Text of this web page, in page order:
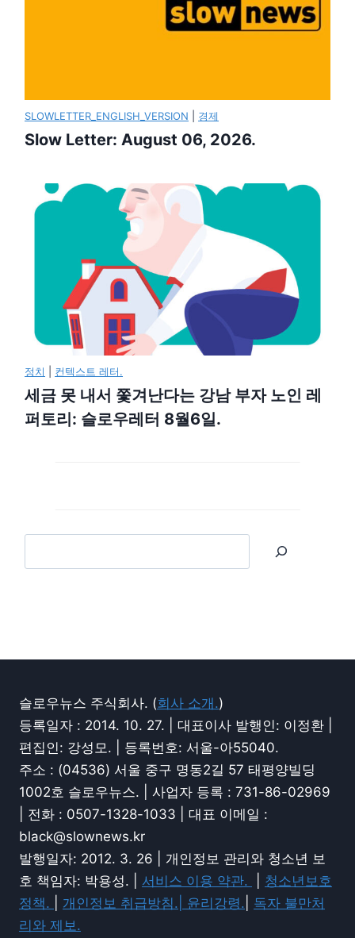
SLOWLETTER_ENGLISH_VERSION 경제
Slow Letter: August 06, 2026.
정치 컨텍스트 레터.
세금 못 내서 쫓겨난다는 강남 부자 노인 레
퍼토리: 슬로우레터 8월6일.
슬로우뉴스 주식회사. (회사 소개.)
등록일자 : 2014. 10. 27. | 대표이사 발행인: 이정환 |
편집인: 강성모. | 등록번호: 서울-아55040.
주소 : (04536) 서울 중구 명동2길 57 태평양빌딩
1002호 슬로우뉴스. | 사업자 등록 : 731-86-02969
| 전화 : 0507-1328-1033 | 대표 이메일 :
black@slownews.kr
발행일자: 2012. 3. 26 | 개인정보 관리와 청소년 보
호 책임자: 박용성. | 서비스 이용 약관.
청소년보호
정책.
개인정보 취급방침.| 윤리강령.
독자 불만처
리와 제보.